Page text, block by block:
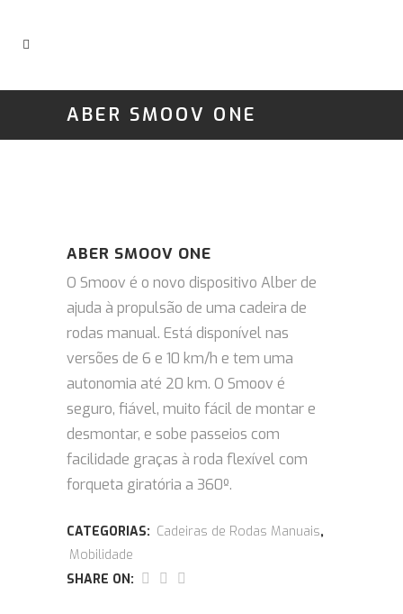
ABER SMOOV ONE
ABER SMOOV ONE
O Smoov é o novo dispositivo Alber de
ajuda à propulsão de uma cadeira de
rodas manual. Está disponível nas
versões de 6 e 10 km/h e tem uma
autonomia até 20 km. O Smoov é
seguro, fiável, muito fácil de montar e
desmontar, e sobe passeios com
facilidade graças à roda flexível com
forqueta giratória a 360º.
CATEGORIAS: Cadeiras de Rodas Manuais,
Mobilidade
SHARE ON: